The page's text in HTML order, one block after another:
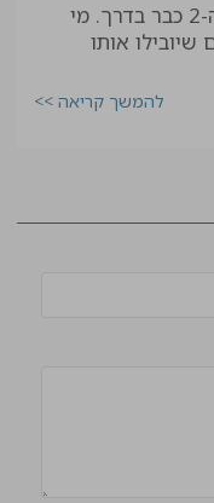
כנס הנשים ה-2 כבר בדרך. מי
שיובילו אותו
להמשך קריאה >>